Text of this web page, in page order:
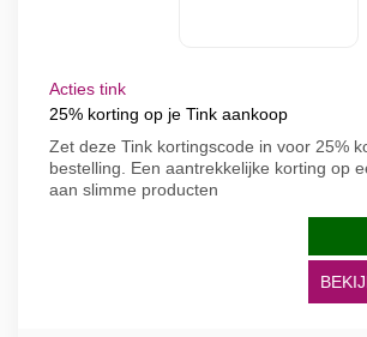
Acties tink
25% korting op je Tink aankoop
Zet deze Tink kortingscode in voor 25%
bestelling. Een aantrekkelijke korting op
aan slimme producten